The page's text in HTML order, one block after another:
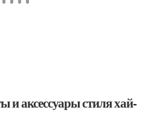
и аксессуары стиля хай-